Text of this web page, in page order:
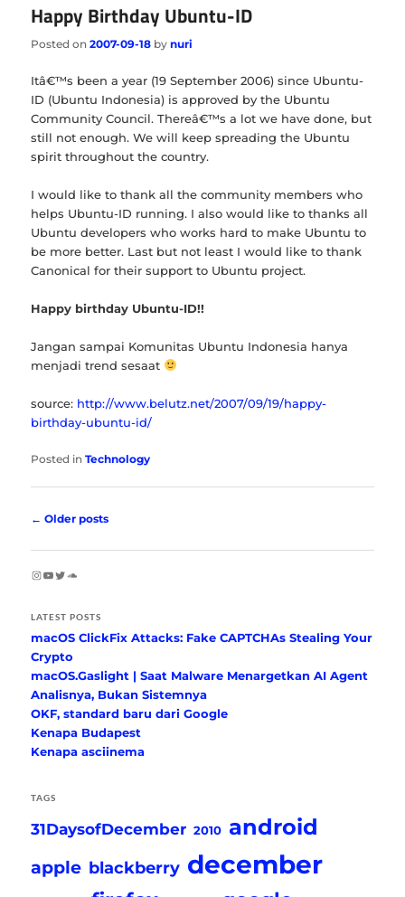
Happy Birthday Ubuntu-ID
Posted on2007-09-18 bynuri
Itâ€™s been a year (19 September 2006) since Ubuntu-
ID (Ubuntu Indonesia) is approved by the Ubuntu
Community Council. Thereâ€™s a lot we have done, but
still not enough. We will keep spreading the Ubuntu
spirit throughout the country.
I would like to thank all the community members who
helps Ubuntu-ID running. I also would like to thanks all
Ubuntu developers who works hard to make Ubuntu to
be more better. Last but not least I would like to thank
Canonical for their support to Ubuntu project.
Happy birthday Ubuntu-ID!!
Jangan sampai Komunitas Ubuntu Indonesia hanya
menjadi trend sesaat
source: http://www.belutz.net/2007/09/19/happy-
birthday-ubuntu-id/
Posted in Technology
Post
← Older posts
Instagram
YouTube
Twitter
SoundCloud
LATEST POSTS
macOS ClickFix Attacks: Fake CAPTCHAs Stealing Your
Crypto
macOS.Gaslight | Saat Malware Menargetkan AI Agent
Analisnya, Bukan Sistemnya
OKF, standard baru dari Google
Kenapa Budapest
Kenapa asciinema
TAGS
31DaysofDecember 2010 android
apple blackberry december